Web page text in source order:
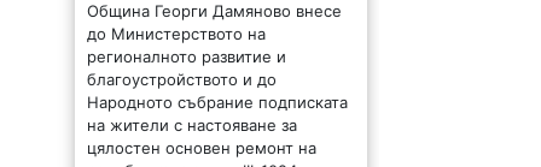
Народното събрание подписката
на жители с настояване за
цялостен основен ремонт на
републикански път III-1024.
Инициативата беше...